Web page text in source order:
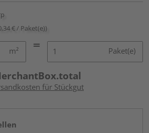
€ / Paket(e))
m² Paket(e)
für Stückgut